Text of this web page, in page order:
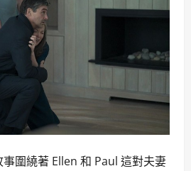
圍繞著 Ellen 和 Paul 這對夫妻